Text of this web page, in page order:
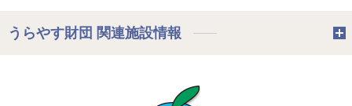
うらやす財団 関連施設情報